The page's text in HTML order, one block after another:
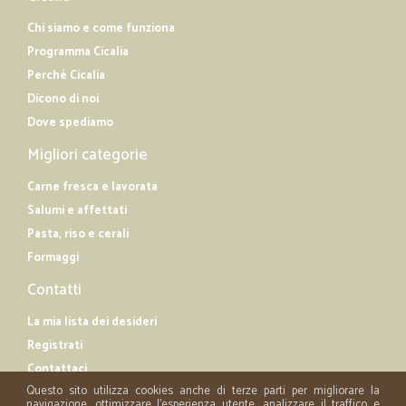
Chi siamo e come funziona
Programma Cicalia
Perché Cicalia
Dicono di noi
Dove spediamo
Migliori categorie
Carne fresca e lavorata
Salumi e affettati
Pasta, riso e cerali
Formaggi
Contatti
La mia lista dei desideri
Registrati
Contattaci
Questo sito utilizza cookies anche di terze parti per migliorare la